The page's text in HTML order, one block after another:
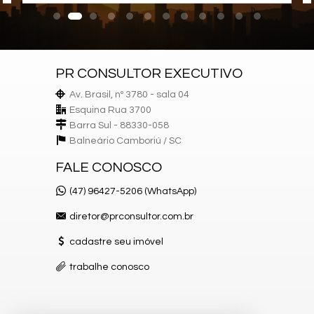
Características do Empreendimento
Quadra Esportiva
Espaço Gourmet
Espaço Fitness
Portão Eletrônico
Playground
Brinquedoteca
Hall Decorado e Mobiliado
PR CONSULTOR EXECUTIVO
Av. Brasil, nº 3780 - sala 04
Esquina Rua 3700
Barra Sul - 88330-058
Balneário Camboriú / SC
FALE CONOSCO
(47) 96427-5206 (WhatsApp)
diretor@prconsultor.com.br
cadastre seu imóvel
trabalhe conosco